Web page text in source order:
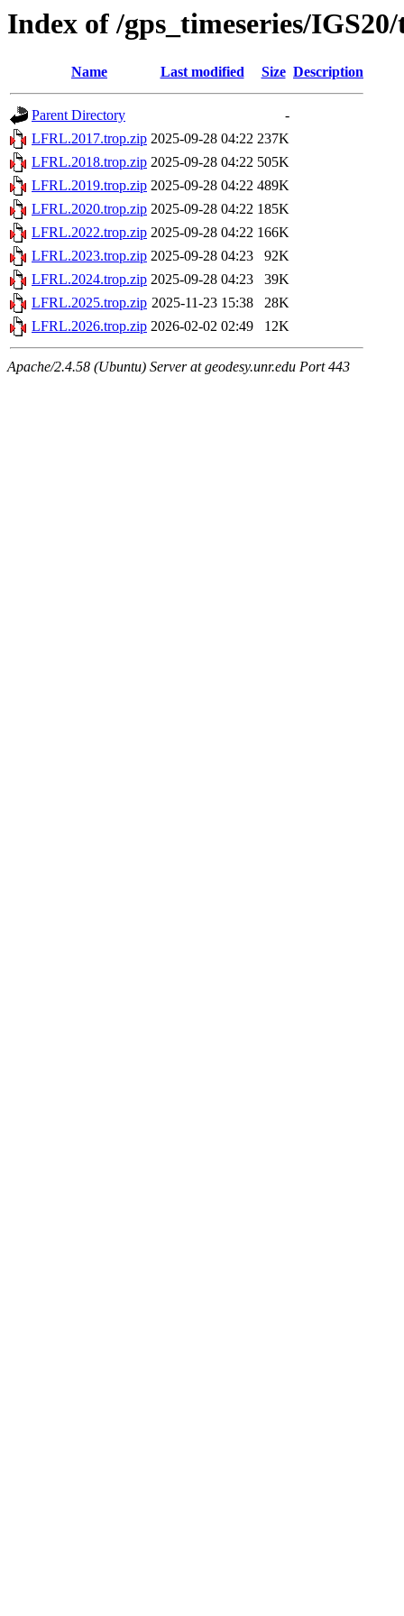
Index of /gps_timeseries/
Name Last modified Size Description
Parent Directory
-
LFRL.2017.trop.zip 2025-09-28 04:22 237K
LFRL.2018.trop.zip 2025-09-28 04:22 505K
LFRL.2019.trop.zip 2025-09-28 04:22 489K
LFRL.2020.trop.zip 2025-09-28 04:22 185K
LFRL.2022.trop.zip 2025-09-28 04:22 166K
LFRL.2023.trop.zip 2025-09-28 04:23
92K
LFRL.2024.trop.zip 2025-09-28 04:23
39K
LFRL.2025.trop.zip 2025-11-23 15:38
28K
LFRL.2026.trop.zip 2026-02-02 02:49 12K
Apache/2.4.58 (Ubuntu) Server at geodesy.unr.edu Port 443